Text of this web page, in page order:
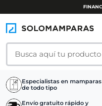
Especialistas en mamparas
de todo tipo
Envío gratuito rápido y